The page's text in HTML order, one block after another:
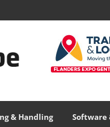
& Handling Software